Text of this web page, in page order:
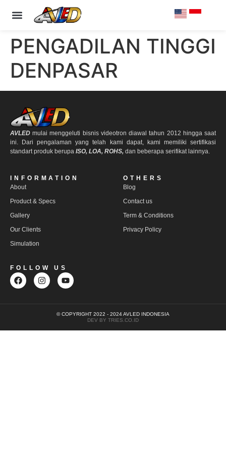
PENGADILAN TINGGI
DENPASAR
AVLED mulai menggeluti bisnis videotron diawal tahun 2012 hingga saat
ini. Dari pengalaman yang telah kami dapat, kami memiliki sertifikasi
standart produk berupa ISO, LOA, ROHS, dan beberapa serifikat lainnya.
INFORMATION
About
Product & Specs
Gallery
Our Clients
Simulation
OTHERS
Blog
Contact us
Term & Conditions
Privacy Policy
FOLLOW US
© COPYRIGHT 2022 - 2024 AVLED INDONESIA
DEV BY TRIES.CO.ID